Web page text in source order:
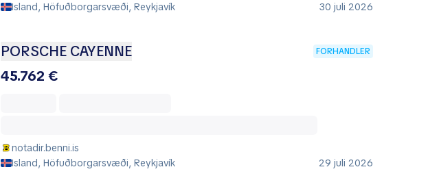
Island, Höfuðborgarsvæði, Reykjavík
30 juli 2026
PORSCHE CAYENNE FORHANDLER
45.762 €
notadir.benni.is
Island, Höfuðborgarsvæði, Reykjavík
29 juli 2026